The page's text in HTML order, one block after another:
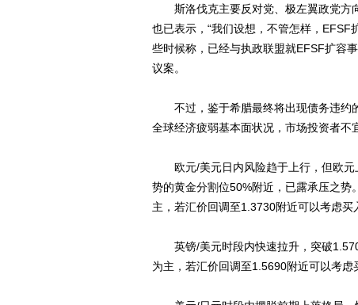
斯洛伐克主要反对党、极左翼政党方
也已表示，“我们设想，不管怎样，
些时候称，已经与执政联盟就EFSF扩容
议案。
不过，鉴于希腊最终将出现债务违约
全球经济疲弱基本面状况，市场投资者不
欧元/美元日内风险趋于上行，但欧元
势的黄金分割位50%附近，已露承压之
主，若汇价回调至1.3730附近可以考虑
英镑/美元时段内快速拉升，突破
为主，若汇价回调至1.5690附近可以考